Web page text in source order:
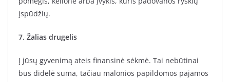
įspūdžių.
7. Žalias drugelis
Į jūsų gyvenimą ateis finansinė sėkmė. Tai nebūtinai
bus didelė suma, tačiau malonios papildomos pajamos